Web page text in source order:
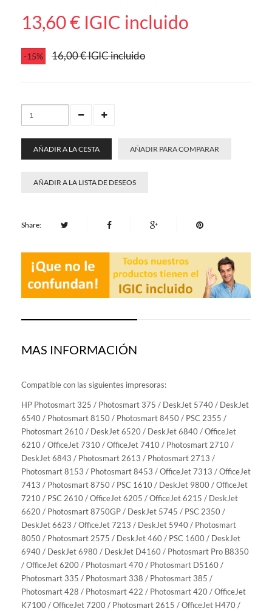
13,60 € IGIC incluido
-15% 16,00 €IGIC incluido
AÑADIR A LA CESTA AÑADIR PARA COMPARAR
AÑADIR A LA LISTA DE DESEOS
Share:
MAS INFORMACIÓN
Compatible con las siguientes impresoras:
HP Photosmart 325 / Photosmart 375 / DeskJet 5740 / DeskJet
6540 / Photosmart 8150 / Photosmart 8450 / PSC 2355 /
Photosmart 2610 / DeskJet 6520 / DeskJet 6840 / OfficeJet
6210 / OfficeJet 7310 / OfficeJet 7410 / Photosmart 2710 /
DeskJet 6843 / Photosmart 2613 / Photosmart 2713 /
Photosmart 8153 / Photosmart 8453 / OfficeJet 7313 / OfficeJet
7413 / Photosmart 8750 / PSC 1610 / DeskJet 9800 / OfficeJet
7210 / PSC 2610 / OfficeJet 6205 / OfficeJet 6215 / DeskJet
6620 / Photosmart 8750GP / DeskJet 5745 / PSC 2350 /
DeskJet 6623 / OfficeJet 7213 / DeskJet 5940 / Photosmart
8050 / Photosmart 2575 / DeskJet 460 / PSC 1600 / DeskJet
6940 / DeskJet 6980 / DeskJet D4160 / Photosmart Pro B8350
/ OfficeJet 6200 / Photosmart 470 / Photosmart D5160 /
Photosmart 335 / Photosmart 338 / Photosmart 385 /
Photosmart 428 / Photosmart 422 / Photosmart 420 / OfficeJet
K7100 / OfficeJet 7200 / Photosmart 2615 / OfficeJet H470 /